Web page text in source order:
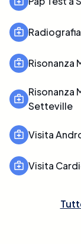
Risonanza
Risonanza
Setteville
Visita
Visita